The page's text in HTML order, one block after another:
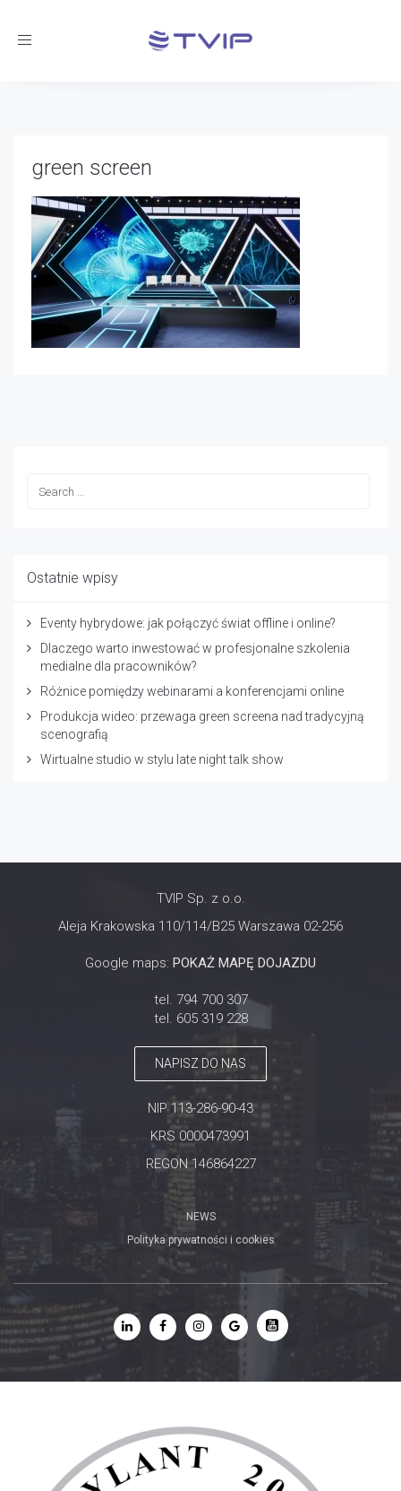
Toggle
green screen
Ostatnie wpisy
Eventy hybrydowe: jak połączyć świat offline i online?
Dlaczego warto inwestować w profesjonalne szkolenia
medialne dla pracowników?
Różnice pomiędzy webinarami a konferencjami online
Produkcja wideo: przewaga green screena nad tradycyjną
scenografią
Wirtualne studio w stylu late night talk show
TVIP Sp. z o.o.
Aleja Krakowska 110/114/B25 Warszawa 02-256
Google maps: POKAŻ MAPĘ DOJAZDU
tel. 794 700 307
tel. 605 319 228
NAPISZ DO NAS
NIP 113-286-90-43
KRS 0000473991
REGON 146864227
NEWS
Polityka prywatności i cookies